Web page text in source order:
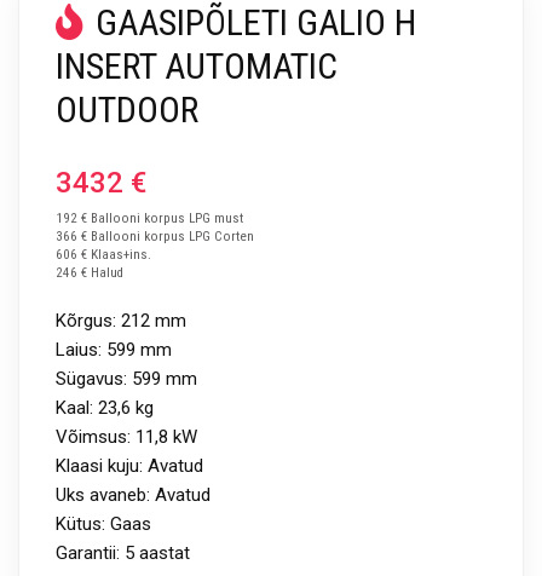
GAASIPÕLETI GALIO H
INSERT AUTOMATIC
OUTDOOR
3432 €
192 € Ballooni korpus LPG must
366 € Ballooni korpus LPG Corten
606 € Klaas+ins.
246 € Halud
Kõrgus: 212 mm
Laius: 599 mm
Sügavus: 599 mm
Kaal: 23,6 kg
Võimsus: 11,8 kW
Klaasi kuju: Avatud
Uks avaneb: Avatud
Kütus: Gaas
Garantii: 5 aastat